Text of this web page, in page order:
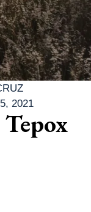
2021